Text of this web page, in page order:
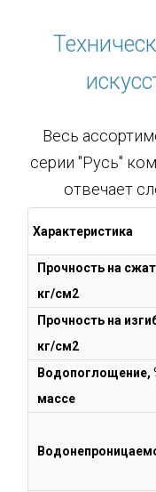
Весь
серии "Русь"
отвечает
Характеристика
Прочность на
кг/см2
Прочность на
кг/см2
Водопоглощение,
массе